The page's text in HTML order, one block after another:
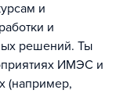
и
и
решений. Ты
ИМЭС и
(например,